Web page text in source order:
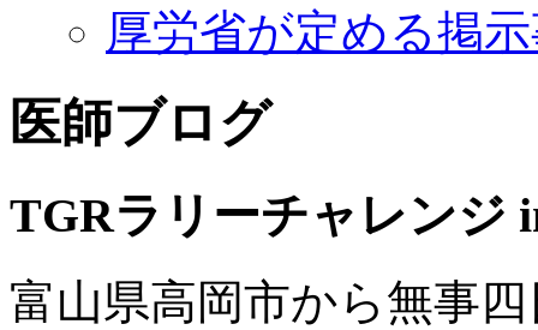
厚労省が定める掲
医師ブログ
TGRラリーチャレンジ
富山県高岡市から無事